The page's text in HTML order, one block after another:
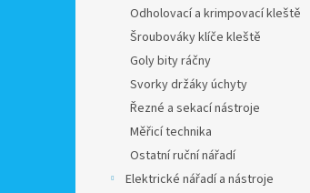
Odholovací a krimpovací kleště
Šroubováky klíče kleště
Goly bity ráčny
Svorky držáky úchyty
Řezné a sekací nástroje
Měřicí technika
Ostatní ruční nářadí
Elektrické nářadí a nástroje